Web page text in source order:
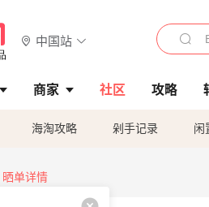
中国站
商家 社区 攻略
海淘攻略 剁手记录 闲
晒单详情